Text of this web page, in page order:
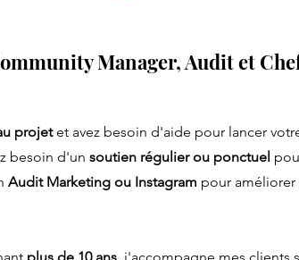
Manager, Audit et
projetet avez besoin d'aide pour lancer
besoin d'un soutien régulier ou ponctuel
Audit Marketing ou Instagram pour